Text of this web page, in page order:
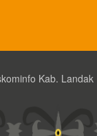
Kab. Landak